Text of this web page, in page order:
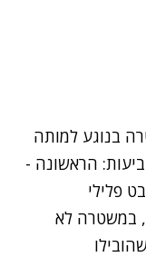
בנוגע למותה
הראשונה -
פלילי
במשטרה לא